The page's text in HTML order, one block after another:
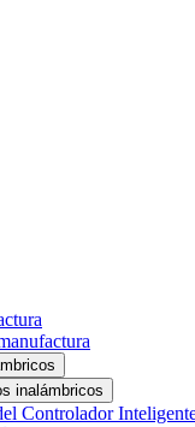
inalámbricos
Controlador